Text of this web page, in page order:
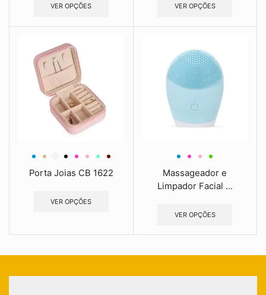
VER OPÇÕES VER OPÇÕES
Porta Joias CB 1622
VER OPÇÕES
Massageador e
Limpador Facial ...
VER OPÇÕES